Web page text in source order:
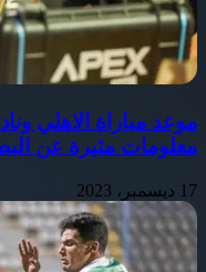
معلومات مثيرة عن
17 ديسمبر، 2023